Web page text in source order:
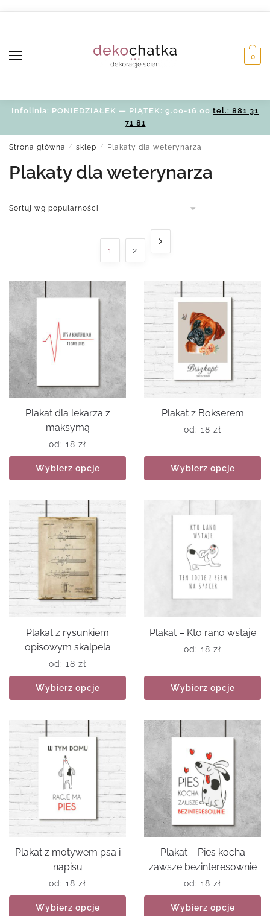
0
Infolinia: PONIEDZIAŁEK — PIĄTEK: 9.00-16.00 tel.: 881 31
71 81
Strona główna / sklep / Plakaty dla weterynarza
Plakaty dla weterynarza
1 2
Plakat dla lekarza z
maksymą
od: 18 zł
Wybierz opcje
Plakat z Bokserem
od: 18 zł
Wybierz opcje
Plakat z rysunkiem
opisowym skalpela
od: 18 zł
Wybierz opcje
Plakat – Kto rano wstaje
od: 18 zł
Wybierz opcje
Plakat z motywem psa i
napisu
od: 18 zł
Wybierz opcje
Plakat – Pies kocha
zawsze bezinteresownie
od: 18 zł
Wybierz opcje